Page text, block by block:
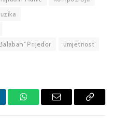
Prijedor
umjetnost
WhatsAppEmail
Copy